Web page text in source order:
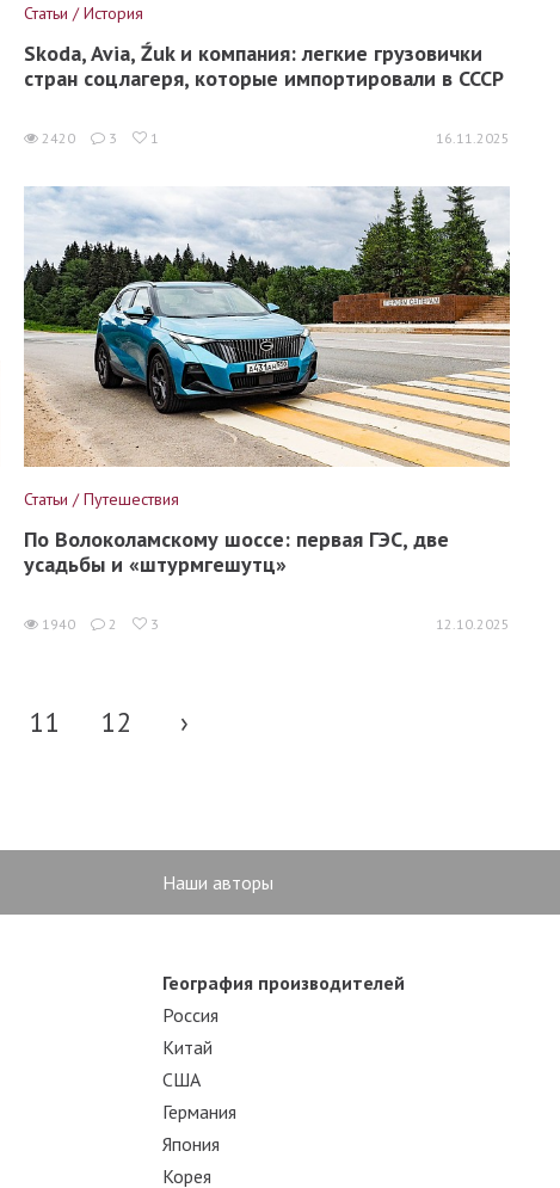
Статьи / История
Skoda, Avia, Źuk и компания: легкие грузовички
стран соцлагеря, которые импортировали в СССР
2420 3 1 16.11.2025
Статьи / Путешествия
По Волоколамскому шоссе: первая ГЭС, две
усадьбы и «штурмгешутц»
1940 2 3 12.10.2025
11 12 ›
Наши авторы
География производителей
Россия
Китай
США
Германия
Япония
Корея